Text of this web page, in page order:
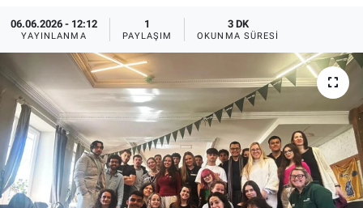
06.06.2026 - 12:12
YAYINLANMA
1
PAYLAŞIM
3 DK
OKUNMA SÜRESI